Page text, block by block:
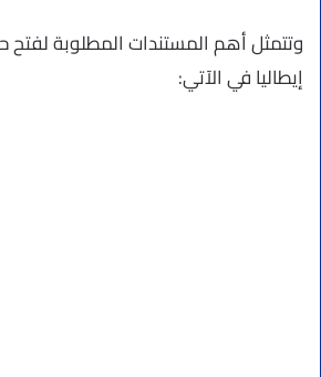
وتتمثل أهم المستندات المطلوبة
إيطاليا في الآتي: